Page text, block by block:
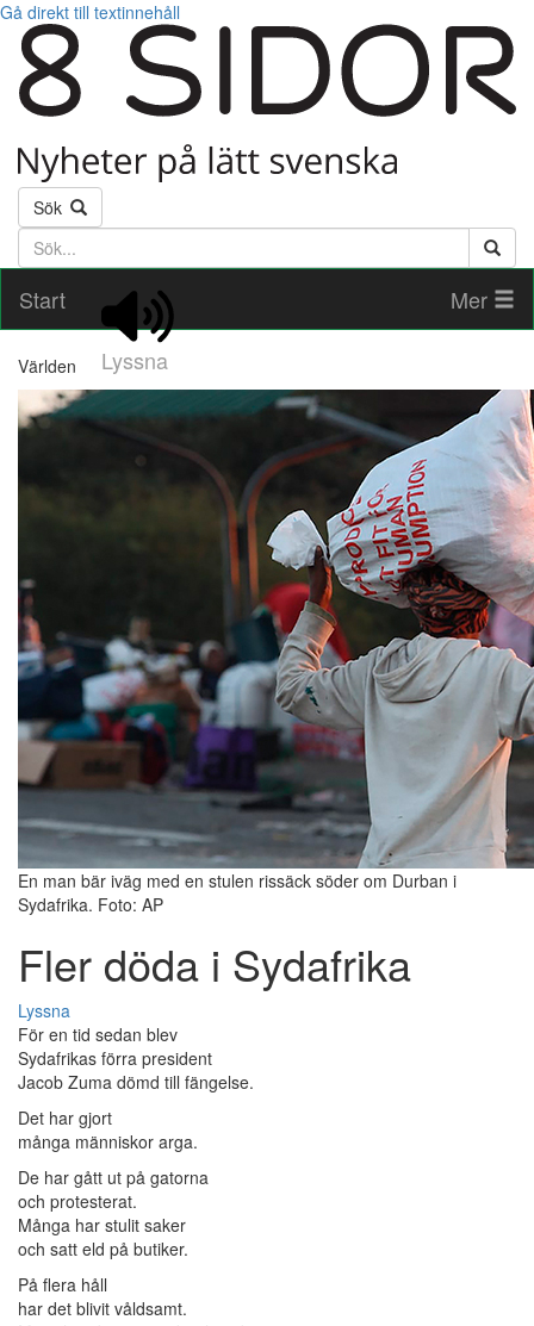
Gå direkt till textinnehåll
Sök
Söktext
Start
Lyssna
Mer
Världen
En man bär iväg med en stulen rissäck söder om Durban i
Sydafrika. Foto: AP
Fler döda i Sydafrika
Lyssna
För en tid sedan blev
Sydafrikas förra president
Jacob Zuma dömd till fängelse.
Det har gjort
många människor arga.
De har gått ut på gatorna
och protesterat.
Många har stulit saker
och satt eld på butiker.
På flera håll
har det blivit våldsamt.